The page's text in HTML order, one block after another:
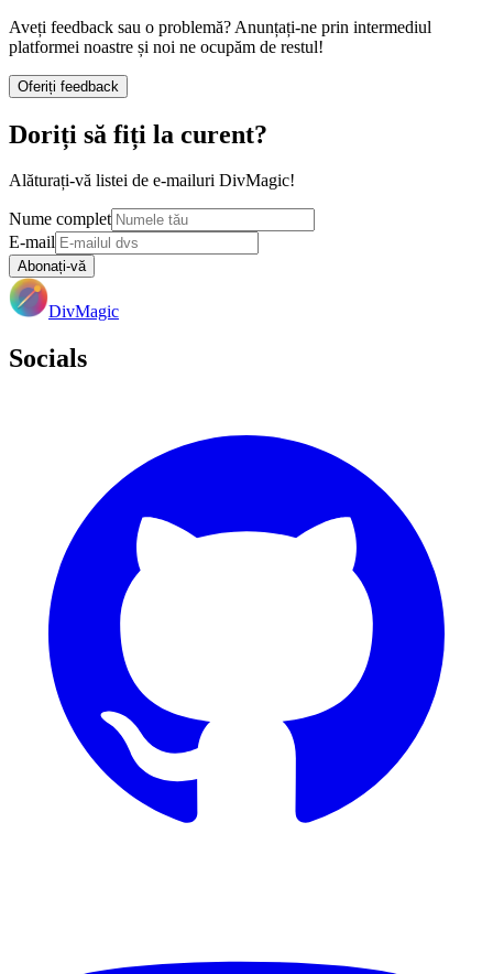
Aveți feedback sau o problemă? Anunțați-ne prin intermediul
platformei noastre și noi ne ocupăm de restul!
Oferiți feedback
Doriți să fiți la curent?
Alăturați-vă listei de e-mailuri DivMagic!
Nume complet
E-mail
Abonați-vă
DivMagic
Socials